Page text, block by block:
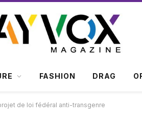
FASHION DRAG
de loi fédéral anti-transgenre